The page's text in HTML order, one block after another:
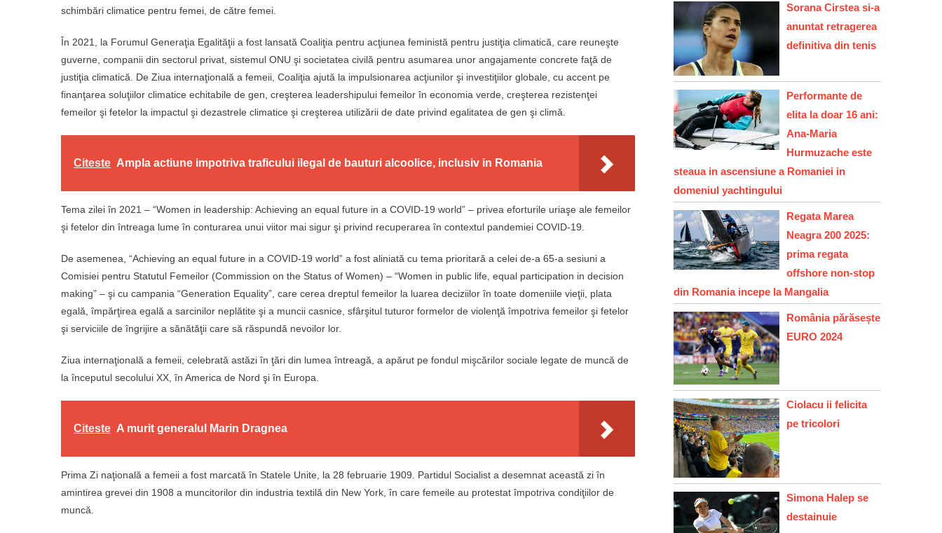
schimbări climatice pentru femei, de către femei.
În 2021, la Forumul Generaţia Egalităţii a fost lansată Coaliţia pentru acţiunea feministă pentru justiţia climatică, care reuneşte
guverne, companii din sectorul privat, sistemul ONU şi societatea civilă pentru asumarea unor angajamente concrete faţă de
justiţia climatică. De Ziua internaţională a femeii, Coaliţia ajută la impulsionarea acţiunilor şi investiţiilor globale, cu accent pe
finanţarea soluţiilor climatice echitabile de gen, creşterea leadershipului femeilor în economia verde, creşterea rezistenţei
femeilor şi fetelor la impactul şi dezastrele climatice şi creşterea utilizării de date privind egalitatea de gen şi climă.
Citeste Ampla actiune impotriva traficului ilegal de bauturi alcoolice, inclusiv in Romania
Tema zilei în 2021 – “Women in leadership: Achieving an equal future in a COVID-19 world” – privea eforturile uriaşe ale femeilor
şi fetelor din întreaga lume în conturarea unui viitor mai sigur şi privind recuperarea în contextul pandemiei COVID-19.
De asemenea, “Achieving an equal future in a COVID-19 world” a fost aliniată cu tema prioritară a celei de-a 65-a sesiuni a
Comisiei pentru Statutul Femeilor (Commission on the Status of Women) – “Women in public life, equal participation in decision
making” – şi cu campania “Generation Equality”, care cerea dreptul femeilor la luarea deciziilor în toate domeniile vieţii, plata
egală, împărţirea egală a sarcinilor neplătite şi a muncii casnice, sfârşitul tuturor formelor de violenţă împotriva femeilor şi fetelor
şi serviciile de îngrijire a sănătăţii care să răspundă nevoilor lor.
Ziua internaţională a femeii, celebrată astăzi în ţări din lumea întreagă, a apărut pe fondul mişcărilor sociale legate de muncă de
la începutul secolului XX, în America de Nord şi în Europa.
Citeste A murit generalul Marin Dragnea
Prima Zi naţională a femeii a fost marcată în Statele Unite, la 28 februarie 1909. Partidul Socialist a desemnat această zi în
amintirea grevei din 1908 a muncitorilor din industria textilă din New York, în care femeile au protestat împotriva condiţiilor de
muncă.
Sorana Cirstea si-a
anuntat retragerea
definitiva din tenis
Performante de
elita la doar 16 ani:
Ana-Maria
Hurmuzache este
steaua in ascensiune a Romaniei in
domeniul yachtingului
Regata Marea
Neagra 200 2025:
prima regata
offshore non-stop
din Romania incepe la Mangalia
România părăsește
EURO 2024
Ciolacu ii felicita
pe tricolori
Simona Halep se
destainuie